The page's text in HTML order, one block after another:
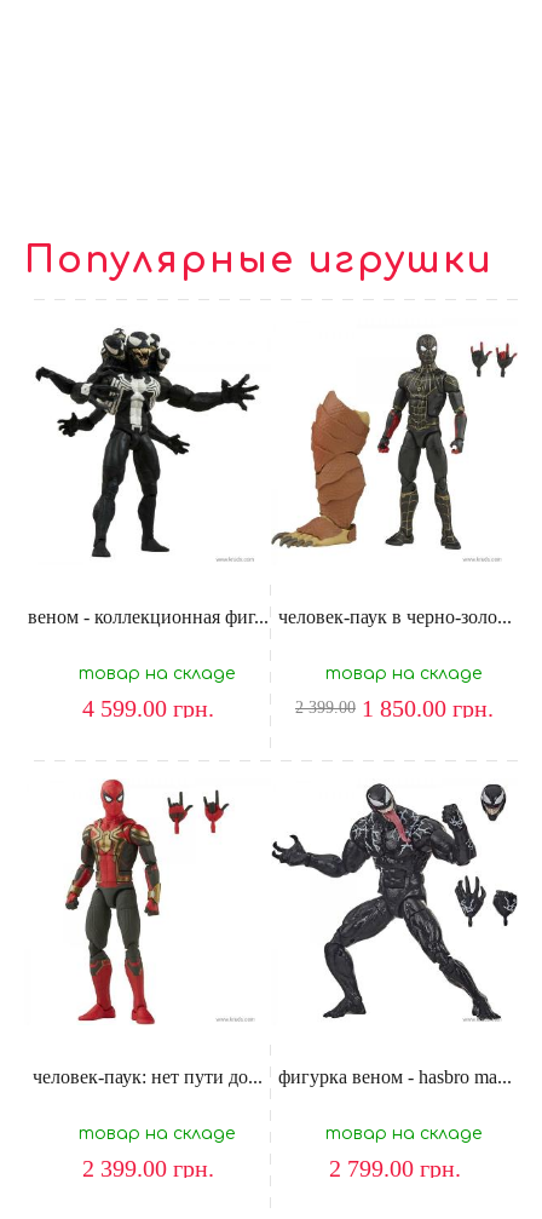
Популярные игрушки
веном - коллекционная фиг...
товар на складе
4 599.00 грн.
человек-паук в черно-золо...
товар на складе
2 399.00 1 850.00 грн.
человек-паук: нет пути до...
товар на складе
2 399.00 грн.
фигурка веном - hasbro ma...
товар на складе
2 799.00 грн.